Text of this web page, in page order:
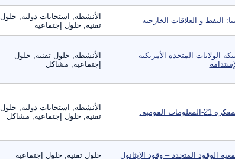
النفط و العلاقات الخارجيه
الأنشطة, استجابات دولية, حلول
تقنيه, حلول إجتماعيه
الولايات المتحدة الأمريكية
الأنشطة, حلول تقنيه, حلول
إجتماعيه, مشاكل
21-المعلومات القومية.
الأنشطة, استجابات دولية, حلول
تقنيه, حلول إجتماعيه, مشاكل
الوقود المتجدد – وقود الإيثانول حلول تقنيه, حلول إجتماعيه